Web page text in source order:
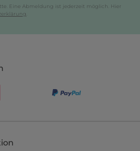
Eine Abmeldung ist jederzeit möglich. Hier